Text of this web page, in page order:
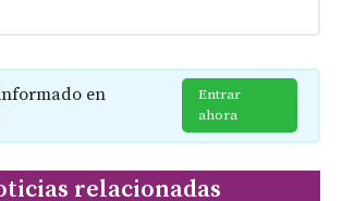
en
Entrar
ahora
relacionadas